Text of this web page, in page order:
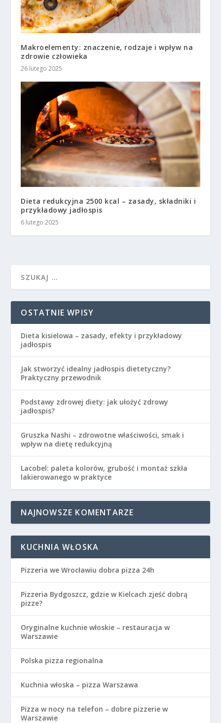
Makroelementy: znaczenie, rodzaje i wpływ na
zdrowie człowieka
26 lutego 2025
Dieta redukcyjna 2500 kcal – zasady, składniki i
przykładowy jadłospis
6 lutego 2025
OSTATNIE WPISY
Dieta kisielowa – zasady, efekty i przykładowy
jadłospis
Jak stworzyć idealny jadłospis dietetyczny?
Praktyczny przewodnik
Podstawy zdrowej diety: jak ułożyć zdrowy
jadłospis?
Gruszka Nashi – zdrowotne właściwości, smak i
wpływ na dietę redukcyjną
Lacobel: paleta kolorów, grubość i montaż szkła
lakierowanego w praktyce
NAJNOWSZE KOMENTARZE
KUCHNIA WŁOSKA
Pizzeria we Wrocławiu dobra pizza 24h
Pizzeria Bydgoszcz, gdzie w Kielcach zjeść dobrą
pizze?
Oryginalne kuchnie włoskie – restauracja w
Warszawie
Polska pizza regionalna
Kuchnia włoska – pizza Warszawa
Pizza w nocy na telefon – dobre pizzerie w
Warszawie